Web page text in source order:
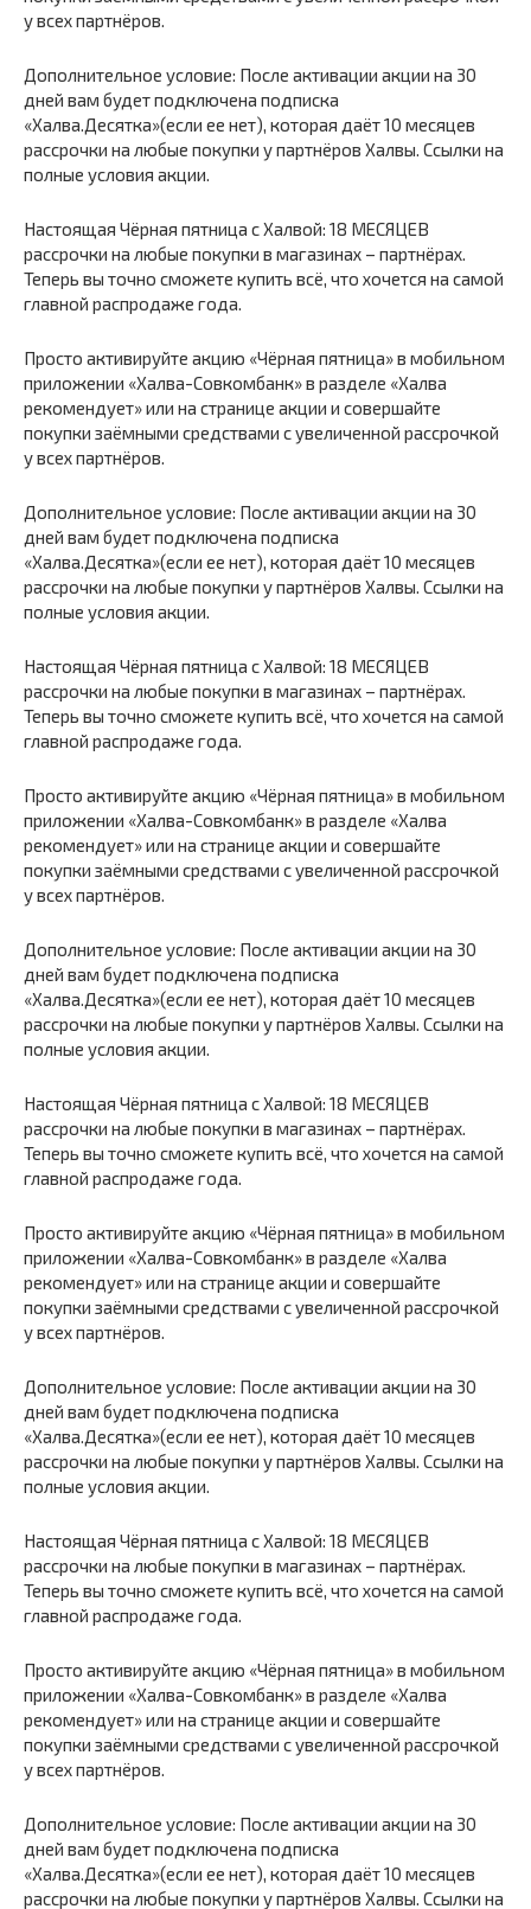
у всех партнёров.
Дополнительное условие: После активации акции на 30
дней вам будет подключена подписка
«Халва.Десятка»(если ее нет), которая даёт 10 месяцев
рассрочки на любые покупки у партнёров Халвы. Ссылки на
полные условия акции.
Настоящая Чёрная пятница с Халвой: 18 МЕСЯЦЕВ
рассрочки на любые покупки в магазинах – партнёрах.
Теперь вы точно сможете купить всё, что хочется на самой
главной распродаже года.
Просто активируйте акцию «Чёрная пятница» в мобильном
приложении «Халва-Совкомбанк» в разделе «Халва
рекомендует» или на странице акции и совершайте
покупки заёмными средствами с увеличенной рассрочкой
у всех партнёров.
Дополнительное условие: После активации акции на 30
дней вам будет подключена подписка
«Халва.Десятка»(если ее нет), которая даёт 10 месяцев
рассрочки на любые покупки у партнёров Халвы. Ссылки на
полные условия акции.
Настоящая Чёрная пятница с Халвой: 18 МЕСЯЦЕВ
рассрочки на любые покупки в магазинах – партнёрах.
Теперь вы точно сможете купить всё, что хочется на самой
главной распродаже года.
Просто активируйте акцию «Чёрная пятница» в мобильном
приложении «Халва-Совкомбанк» в разделе «Халва
рекомендует» или на странице акции и совершайте
покупки заёмными средствами с увеличенной рассрочкой
у всех партнёров.
Дополнительное условие: После активации акции на 30
дней вам будет подключена подписка
«Халва.Десятка»(если ее нет), которая даёт 10 месяцев
рассрочки на любые покупки у партнёров Халвы. Ссылки на
полные условия акции.
Настоящая Чёрная пятница с Халвой: 18 МЕСЯЦЕВ
рассрочки на любые покупки в магазинах – партнёрах.
Теперь вы точно сможете купить всё, что хочется на самой
главной распродаже года.
Просто активируйте акцию «Чёрная пятница» в мобильном
приложении «Халва-Совкомбанк» в разделе «Халва
рекомендует» или на странице акции и совершайте
покупки заёмными средствами с увеличенной рассрочкой
у всех партнёров.
Дополнительное условие: После активации акции на 30
дней вам будет подключена подписка
«Халва.Десятка»(если ее нет), которая даёт 10 месяцев
рассрочки на любые покупки у партнёров Халвы. Ссылки на
полные условия акции.
Настоящая Чёрная пятница с Халвой: 18 МЕСЯЦЕВ
рассрочки на любые покупки в магазинах – партнёрах.
Теперь вы точно сможете купить всё, что хочется на самой
главной распродаже года.
Просто активируйте акцию «Чёрная пятница» в мобильном
приложении «Халва-Совкомбанк» в разделе «Халва
рекомендует» или на странице акции и совершайте
покупки заёмными средствами с увеличенной рассрочкой
у всех партнёров.
Дополнительное условие: После активации акции на 30
дней вам будет подключена подписка
«Халва.Десятка»(если ее нет), которая даёт 10 месяцев
рассрочки на любые покупки у партнёров Халвы. Ссылки на